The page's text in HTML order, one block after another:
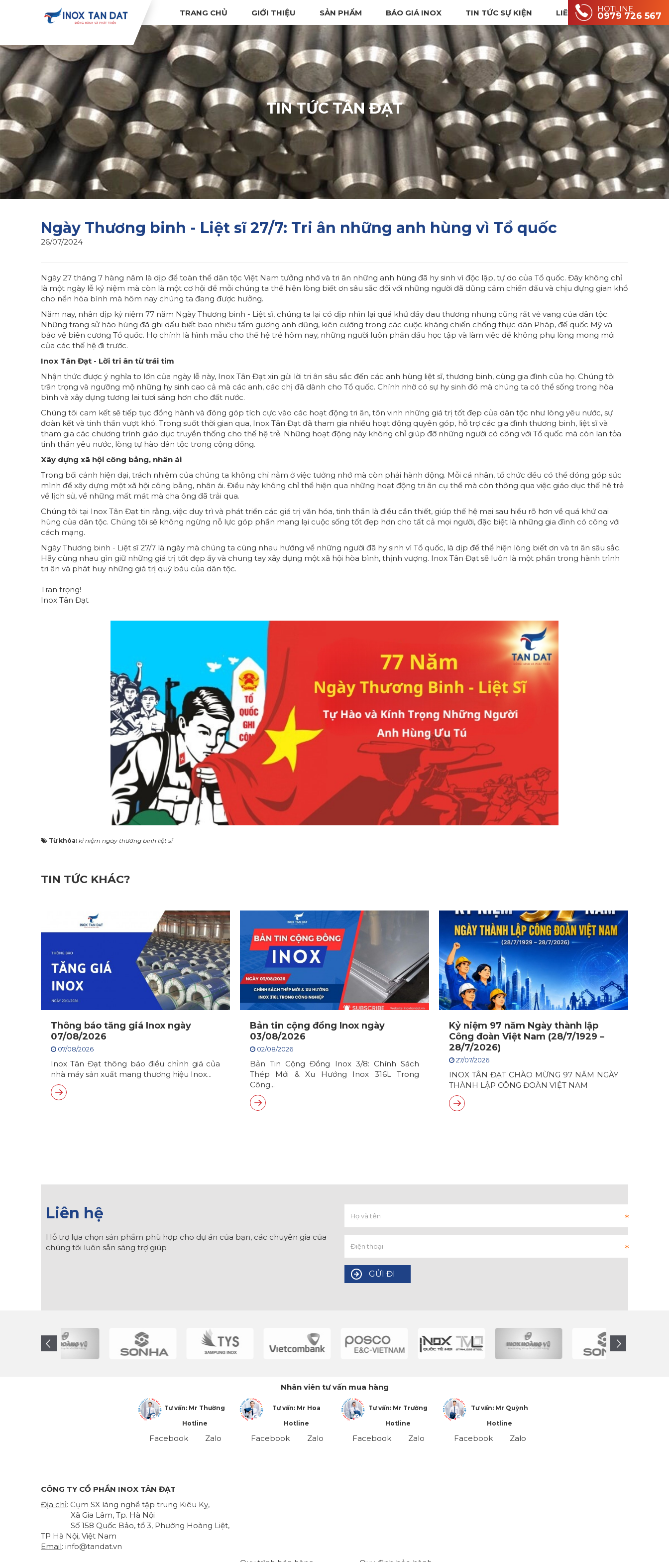
TRANG CHỦ GIỚI THIỆU SẢN PHẨM BÁO GIÁ INOX TIN TỨC SỰ KIỆN LIÊN HỆ HOTLINE
0979 726 567
TIN TỨC TÂN ĐẠT
Ngày Thương binh - Liệt sĩ 27/7: Tri ân những anh hùng vì Tổ quốc
26/07/2024
Ngày 27 tháng 7 hàng năm là dịp để toàn thể dân tộc Việt Nam tưởng nhớ và tri ân những anh hùng đã hy sinh vì độc lập, tự do của Tổ quốc. Đây không chỉ
là một ngày lễ kỷ niệm mà còn là một cơ hội để mỗi chúng ta thể hiện lòng biết ơn sâu sắc đối với những người đã dũng cảm chiến đấu và chịu đựng gian khổ
cho nền hòa bình mà hôm nay chúng ta đang được hưởng.
Năm nay, nhân dịp kỷ niệm 77 năm Ngày Thương binh - Liệt sĩ, chúng ta lại có dịp nhìn lại quá khứ đầy đau thương nhưng cũng rất vẻ vang của dân tộc.
Những trang sử hào hùng đã ghi dấu biết bao nhiêu tấm gương anh dũng, kiên cường trong các cuộc kháng chiến chống thực dân Pháp, đế quốc Mỹ và
bảo vệ biên cương Tổ quốc. Họ chính là hình mẫu cho thế hệ trẻ hôm nay, những người luôn phấn đấu học tập và làm việc để không phụ lòng mong mỏi
của các thế hệ đi trước.
Inox Tân Đạt - Lời tri ân từ trái tim
Nhận thức được ý nghĩa to lớn của ngày lễ này, Inox Tân Đạt xin gửi lời tri ân sâu sắc đến các anh hùng liệt sĩ, thương binh, cùng gia đình của họ. Chúng tôi
trân trọng và ngưỡng mộ những hy sinh cao cả mà các anh, các chị đã dành cho Tổ quốc. Chính nhờ có sự hy sinh đó mà chúng ta có thể sống trong hòa
bình và xây dựng tương lai tươi sáng hơn cho đất nước.
Chúng tôi cam kết sẽ tiếp tục đồng hành và đóng góp tích cực vào các hoạt động tri ân, tôn vinh những giá trị tốt đẹp của dân tộc như lòng yêu nước, sự
đoàn kết và tinh thần vượt khó. Trong suốt thời gian qua, Inox Tân Đạt đã tham gia nhiều hoạt động quyên góp, hỗ trợ các gia đình thương binh, liệt sĩ và
tham gia các chương trình giáo dục truyền thống cho thế hệ trẻ. Những hoạt động này không chỉ giúp đỡ những người có công với Tổ quốc mà còn lan tỏa
tinh thần yêu nước, lòng tự hào dân tộc trong cộng đồng.
Xây dựng xã hội công bằng, nhân ái
Trong bối cảnh hiện đại, trách nhiệm của chúng ta không chỉ nằm ở việc tưởng nhớ mà còn phải hành động. Mỗi cá nhân, tổ chức đều có thể đóng góp sức
mình để xây dựng một xã hội công bằng, nhân ái. Điều này không chỉ thể hiện qua những hoạt động tri ân cụ thể mà còn thông qua việc giáo dục thế hệ trẻ
về lịch sử, về những mất mát mà cha ông đã trải qua.
Chúng tôi tại Inox Tân Đạt tin rằng, việc duy trì và phát triển các giá trị văn hóa, tinh thần là điều cần thiết, giúp thế hệ mai sau hiểu rõ hơn về quá khứ oai
hùng của dân tộc. Chúng tôi sẽ không ngừng nỗ lực góp phần mang lại cuộc sống tốt đẹp hơn cho tất cả mọi người, đặc biệt là những gia đình có công với
cách mạng.
Ngày Thương binh - Liệt sĩ 27/7 là ngày mà chúng ta cùng nhau hướng về những người đã hy sinh vì Tổ quốc, là dịp để thể hiện lòng biết ơn và tri ân sâu sắc.
Hãy cùng nhau gìn giữ những giá trị tốt đẹp ấy và chung tay xây dựng một xã hội hòa bình, thịnh vượng. Inox Tân Đạt sẽ luôn là một phần trong hành trình
tri ân và phát huy những giá trị quý báu của dân tộc.
Tran trọng!
Inox Tân Đạt
Từ khóa: kỉ niệm ngày thương binh liệt sĩ
TIN TỨC KHÁC?
Thông báo tăng giá Inox ngày
07/08/2026
07/08/2026
Inox Tân Đạt thông báo điều chỉnh giá của
nhà máy sản xuất mang thương hiệu Inox...
Bản tin cộng đồng Inox ngày
03/08/2026
02/08/2026
Bản Tin Cộng Đồng Inox 3/8: Chính Sách
Thép Mới & Xu Hướng Inox 316L Trong
Công...
Kỷ niệm 97 năm Ngày thành lập
Công đoàn Việt Nam (28/7/1929 –
28/7/2026)
27/07/2026
INOX TÂN ĐẠT CHÀO MỪNG 97 NĂM NGÀY
THÀNH LẬP CÔNG ĐOÀN VIỆT NAM
Liên hệ
Hỗ trợ lựa chọn sản phẩm phù hợp cho dự án của bạn, các chuyên gia của
chúng tôi luôn sẵn sàng trợ giúp
Nhân viên tư vấn mua hàng
Tư vấn: Mr Thường
Hotline
Facebook Zalo
Tư vấn: Mr Hoa
Hotline
Facebook Zalo
Tư vấn: Mr Trường
Hotline
Facebook Zalo
Tư vấn: Mr Quỳnh
Hotline
Facebook Zalo
CÔNG TY CỔ PHẦN INOX TÂN ĐẠT
Địa chỉ: Cụm SX làng nghề tập trung Kiêu Kỵ,
Xã Gia Lâm, Tp. Hà Nội
Số 158 Quốc Bảo, tổ 3, Phường Hoàng Liệt,
TP Hà Nội, Việt Nam
Email: info@tandat.vn